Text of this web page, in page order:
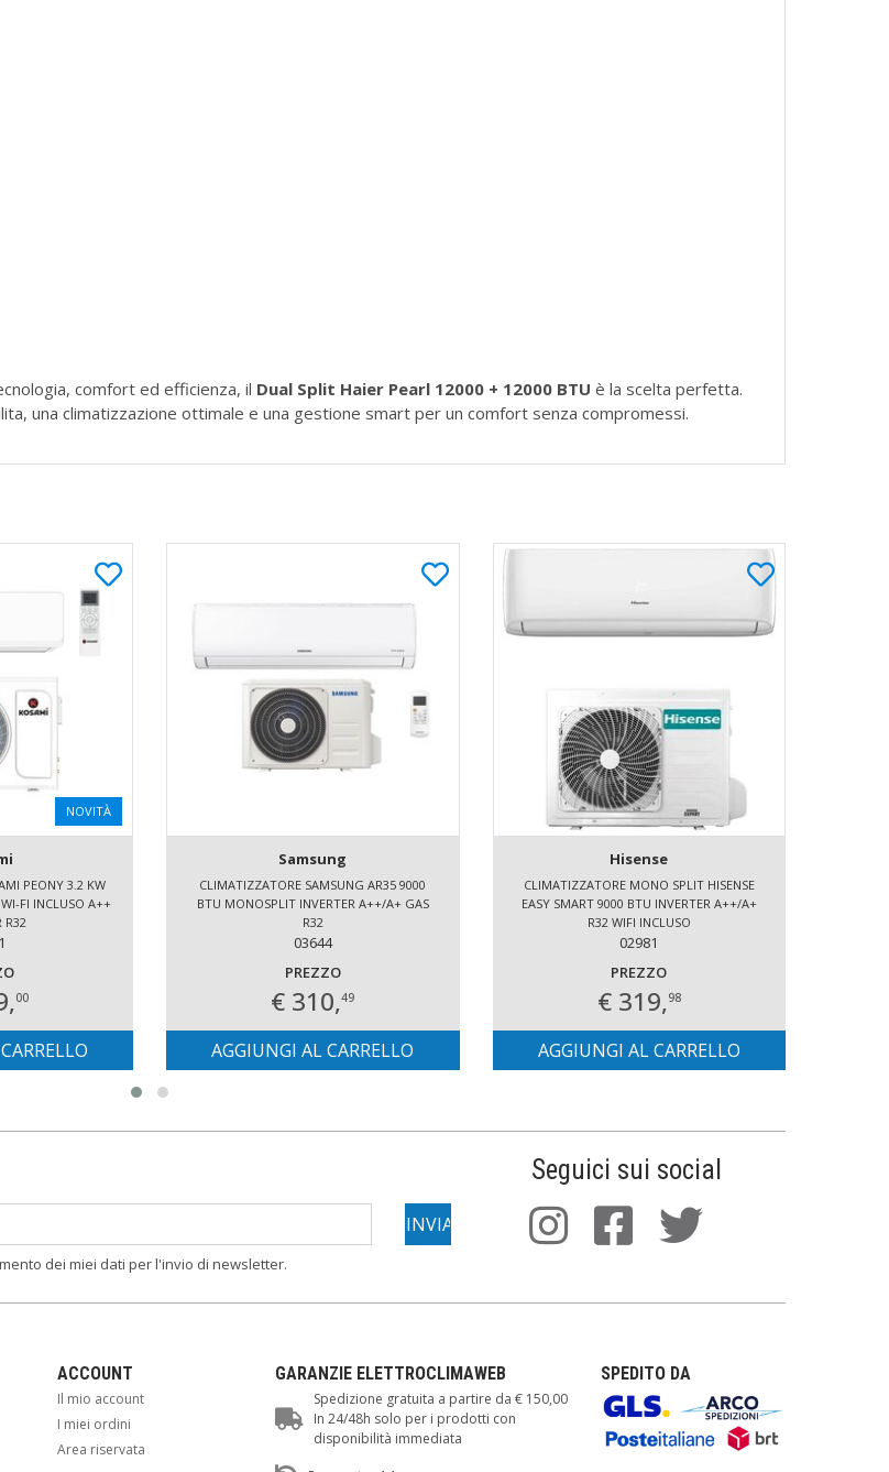
comfort ed efficienza, il Dual Split Haier Pearl 12000 + 12000 BTU è la scelta perfetta.
una climatizzazione ottimale e una gestione smart per un comfort senza compromessi.
NOVITÀ
PEONY 3.2 KW
FI INCLUSO A++
R32
00
Samsung
CLIMATIZZATORE SAMSUNG AR35 9000
BTU MONOSPLIT INVERTER A++/A+ GAS
R32
03644
PREZZO
€ 310,49
AGGIUNGI AL CARRELLO
Hisense
CLIMATIZZATORE MONO SPLIT HISENSE
EASY SMART 9000 BTU INVERTER A++/A+
R32 WIFI INCLUSO
02981
PREZZO
€ 319,98
AGGIUNGI AL CARRELLO
dei miei dati per l'invio di newsletter.
Seguici sui social
ACCOUNT
Il mio account
I miei ordini
Area riservata
GARANZIE ELETTROCLIMAWEB
Spedizione gratuita a partire da € 150,00
In 24/48h solo per i prodotti con
disponibilità immediata
SPEDITO DA